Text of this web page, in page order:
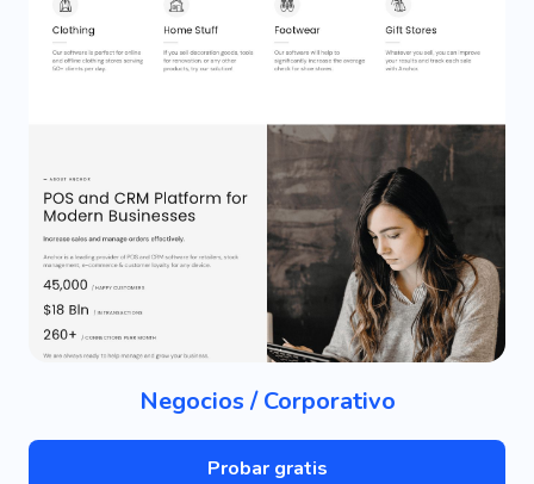
Negocios / Corporativo
Probar gratis